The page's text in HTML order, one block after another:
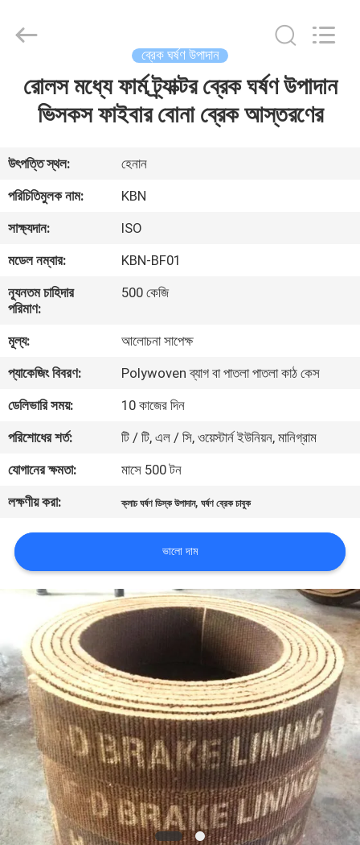
বাড়ি
আমাদের
সম্পর্কে
কারখানা
ভ্রমণ
মান
নিয়ন্ত্রণ
যোগাযোগ
করুন
উদ্ধৃতির
জন্য
আবেদন
ম্যাপ
PRIVACY
POLICY
ব্রেক ঘর্ষণ উপাদান
রোলস মধ্যে ফার্ম ট্র্যাক্টর ব্রেক ঘর্ষণ উপাদান
ভিসকস ফাইবার বোনা ব্রেক আস্তরণের
উৎপত্তি স্থল:
হেনান
পরিচিতিমুলক নাম:
KBN
সাক্ষ্যদান:
ISO
মডেল নম্বার:
KBN-BF01
ন্যূনতম চাহিদার
পরিমাণ:
500 কেজি
মূল্য:
আলোচনা সাপেক্ষ
প্যাকেজিং বিবরণ:
Polywoven ব্যাগ বা পাতলা পাতলা কাঠ কেস
ডেলিভারি সময়:
10 কাজের দিন
পরিশোধের শর্ত:
টি / টি, এল / সি, ওয়েস্টার্ন ইউনিয়ন, মানিগ্রাম
যোগানের ক্ষমতা:
মাসে 500 টন
লক্ষণীয় করা:
ক্লাচ ঘর্ষণ ডিস্ক উপাদান,ঘর্ষণ ব্রেক চাবুক
ভালো দাম